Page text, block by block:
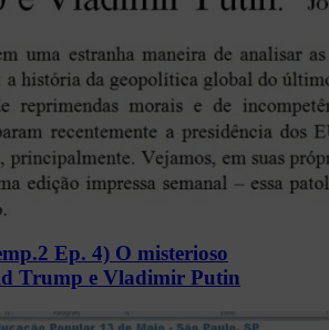
Ep. 4) O misterioso
Trump e Vladimir Putin